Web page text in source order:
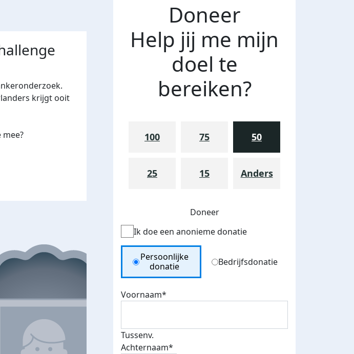
krijgt ooit
mee?
Doneer
Help jij me mijn
doel te
bereiken?
100 75 50
25 15 Anders
Doneer
Ik doe een anonieme donatie
Donation Type
Persoonlijke
donatie
Bedrijfsdonatie
Voornaam*
Tussenv.
Achternaam*